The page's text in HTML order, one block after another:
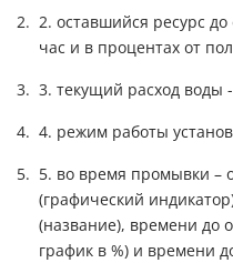
2. оставшийся ресурс
час и в процентах от
3. текущий расход воды
4. режим работы
5. во время промывки –
(графический
(название), времени до
график в %) и времени